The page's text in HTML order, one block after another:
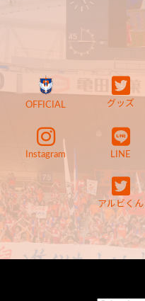
OFFICIAL グッズ
Instagram LINE
アルビくん